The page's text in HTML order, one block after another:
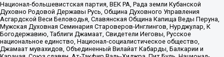
Национал-большевистская партия, ВЕК РА, Рада земли Кубанской
Духовно Родовой Державы Русь, Община Духовного Управления
Асгардской Веси Беловодья, Славянская Община Капища Веды Перуна,
Мужская Духовная Семинария Староверов-Инглингов, Нурджулар, К
Богодержавию, Таблиги Джамаат, Свидетели Иеговы, Русское
национальное единство, Национал-социалистическое общество,
Джамаат мувахидов, Объединенный Вилайат Кабарды, Балкарии и